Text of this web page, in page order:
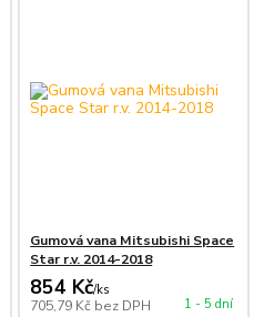
Gumová vana Mitsubishi Space
Star r.v. 2014-2018
854 Kč/ks
705,79 Kč bez DPH 1 - 5 dní